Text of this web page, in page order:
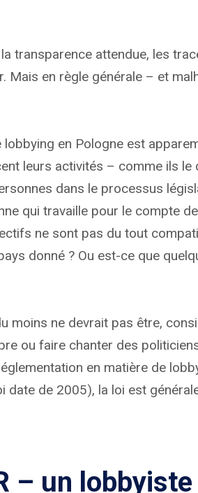
transparence attendue, les
Mais en règle générale – et
lobbying en Pologne est
leurs activités – comme ils le
dans le processus
qui travaille pour le compte
ne sont pas du tout
donné ? Ou est-ce que
moins ne devrait pas être,
ou faire chanter des
en matière de
date de 2005), la loi est
– un